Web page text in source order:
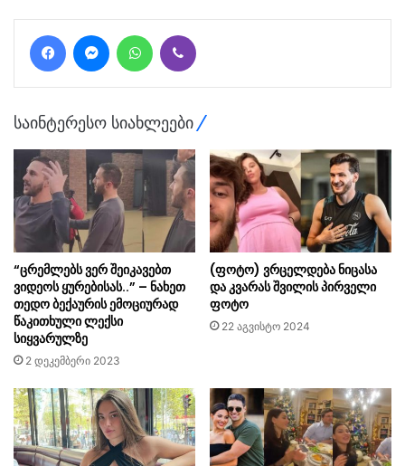
FacebookMessengerWhatsApp
საინტერესო სიახლეები
“ცრემლებს ვერ შეიკავებთ
ვიდეოს ყურებისას..” – ნახეთ
თედო ბექაურის ემოციურად
წაკითხული ლექსი
სიყვარულზე
2 დეკემბერი 2023
(ფოტო) ვრცელდება ნიცასა
და კვარას შვილის პირველი
ფოტო
22 აგვისტო 2024